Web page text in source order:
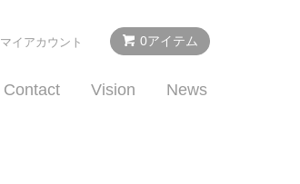
0アイテム
マイアカウント
Contact Vision News